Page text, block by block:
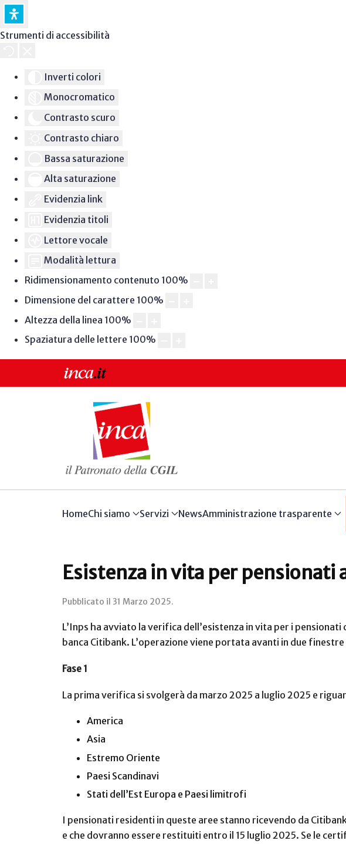
Strumenti di accessibilità
Inverti colori
Monocromatico
Contrasto scuro
Contrasto chiaro
Bassa saturazione
Alta saturazione
Evidenzia link
Evidenzia titoli
Lettore vocale
Modalità lettura
Ridimensionamento contenuto 100%
Dimensione del carattere 100%
Altezza della linea 100%
Spaziatura delle lettere 100%
HomeChi siamo Servizi NewsAmministrazione trasparente
Esistenza in vita per pensionati
Pubblicato il 31 Marzo 2025.
L’Inps ha avviato la verifica dell’esistenza in vita per i
banca Citibank. L’operazione viene portata avanti in due
Fase 1
La prima verifica si svolgerà da marzo 2025 a luglio 2025 e
America
Asia
Estremo Oriente
Paesi Scandinavi
Stati dell’Est Europa e Paesi limitrofi
I pensionati residenti in queste aree stanno ricevendo da
e che dovranno essere restituiti entro il 15 luglio 2025. Se le